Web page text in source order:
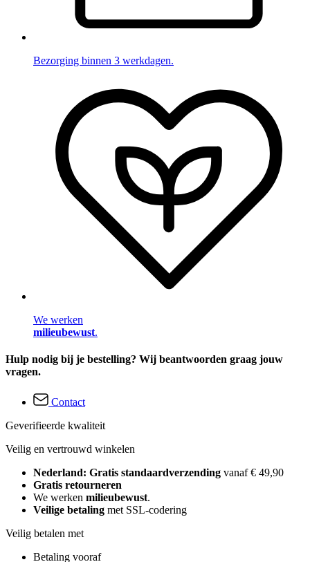
Bezorging binnen 3 werkdagen.
We werken
milieubewust.
Hulp nodig bij je bestelling? Wij beantwoorden graag jouw
vragen.
Contact
Geverifieerde kwaliteit
Veilig en vertrouwd winkelen
Nederland: Gratis standaardverzending vanaf € 49,90
Gratis retourneren
We werken milieubewust.
Veilige betaling met SSL-codering
Veilig betalen met
Betaling vooraf